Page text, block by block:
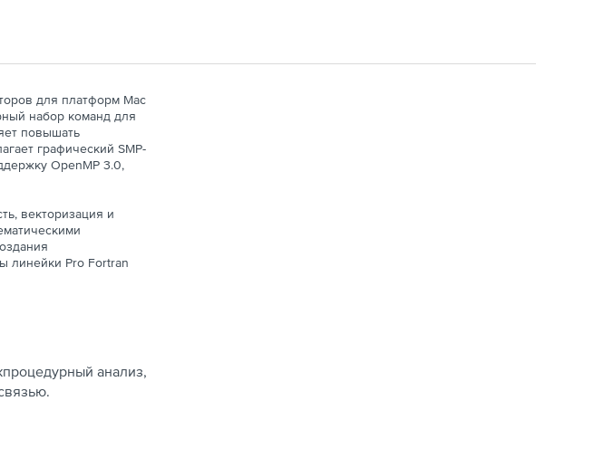
для платформ Mac
набор команд для
повышать
графический SMP-
OpenMP 3.0,
векторизация и
линейки Pro Fortran
анализ,